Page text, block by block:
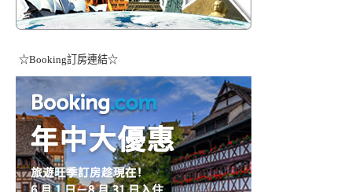
☆Booking訂房連結☆